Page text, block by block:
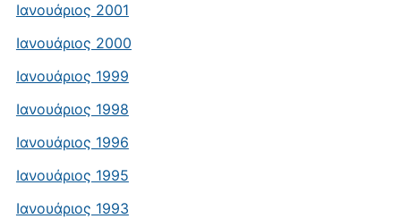
Ιανουάριος 2001
Ιανουάριος 2000
Ιανουάριος 1999
Ιανουάριος 1998
Ιανουάριος 1996
Ιανουάριος 1995
Ιανουάριος 1993